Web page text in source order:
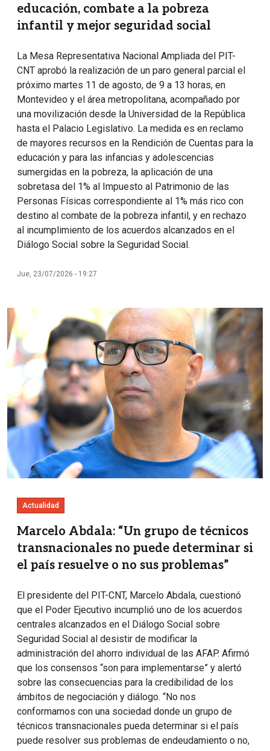
educación, combate a la pobreza
infantil y mejor seguridad social
La Mesa Representativa Nacional Ampliada del PIT-
CNT aprobó la realización de un paro general parcial el
próximo martes 11 de agosto, de 9 a 13 horas, en
Montevideo y el área metropolitana, acompañado por
una movilización desde la Universidad de la República
hasta el Palacio Legislativo. La medida es en reclamo
de mayores recursos en la Rendición de Cuentas para la
educación y para las infancias y adolescencias
sumergidas en la pobreza, la aplicación de una
sobretasa del 1% al Impuesto al Patrimonio de las
Personas Físicas correspondiente al 1% más rico con
destino al combate de la pobreza infantil, y en rechazo
al incumplimiento de los acuerdos alcanzados en el
Diálogo Social sobre la Seguridad Social.
Jue, 23/07/2026 - 19:27
Imagen
Actualidad
Marcelo Abdala: “Un grupo de técnicos
transnacionales no puede determinar si
el país resuelve o no sus problemas”
El presidente del PIT-CNT, Marcelo Abdala, cuestionó
que el Poder Ejecutivo incumplió uno de los acuerdos
centrales alcanzados en el Diálogo Social sobre
Seguridad Social al desistir de modificar la
administración del ahorro individual de las AFAP. Afirmó
que los consensos “son para implementarse” y alertó
sobre las consecuencias para la credibilidad de los
ámbitos de negociación y diálogo. “No nos
conformamos con una sociedad donde un grupo de
técnicos transnacionales pueda determinar si el país
puede resolver sus problemas de endeudamiento o no,